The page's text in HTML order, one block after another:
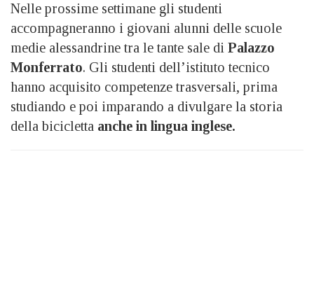
Nelle prossime settimane gli studenti
accompagneranno i giovani alunni delle scuole
medie alessandrine tra le tante sale di Palazzo
Monferrato. Gli studenti dell’istituto tecnico
hanno acquisito competenze trasversali, prima
studiando e poi imparando a divulgare la storia
della bicicletta anche in lingua inglese.